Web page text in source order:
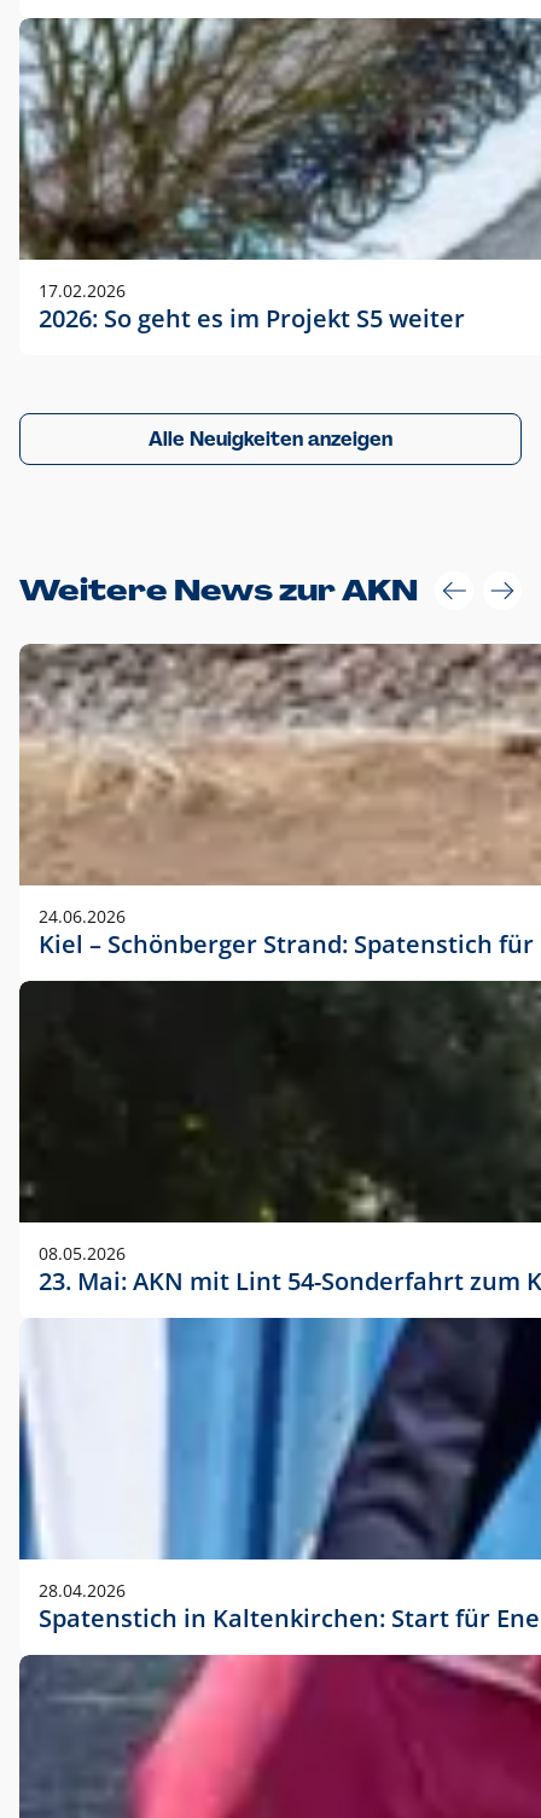
17.02.2026
2026: So geht es im Projekt S5 weiter
Alle Neuigkeiten anzeigen
Weitere News zur AKN
24.06.2026
Kiel – Schönberger Strand: Spatenstich
08.05.2026
23. Mai: AKN mit Lint 54-Sonderfahrt
28.04.2026
Spatenstich in Kaltenkirchen: Start für